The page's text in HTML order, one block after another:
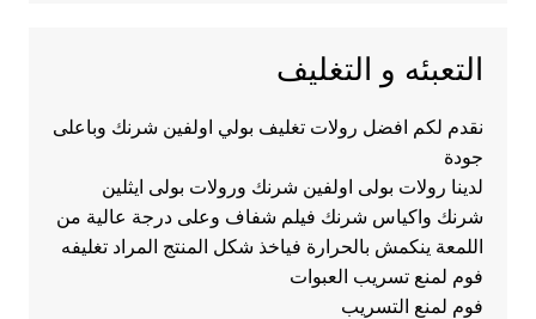
التعبئه و التغليف
نقدم لكم افضل رولات تغليف بولي اولفين شرنك وباعلى
جودة
لدينا رولات بولى اولفين شرنك ورولات بولى ايثلين
شرنك واكياس شرنك فيلم شفاف وعلى درجة عالية من
اللمعة ينكمش بالحرارة فياخذ شكل المنتج المراد تغليفه
فوم لمنع تسريب العبوات
فوم لمنع التسريب